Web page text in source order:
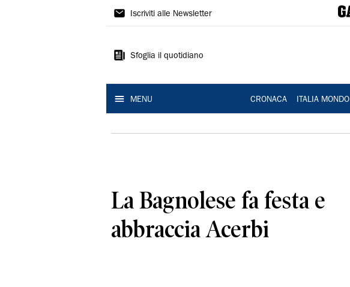
Gazzetta
Reggio
Iscriviti alle Newsletter
Sfoglia il quotidiano
MENU CRONACA ITALIA MONDO
La Bagnolese fa festa e
abbraccia Acerbi